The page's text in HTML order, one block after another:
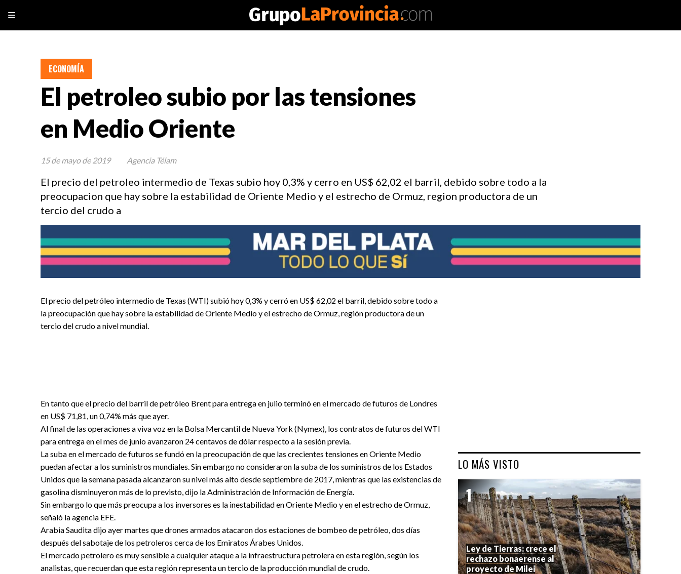
El petroleo subio por las tensiones
en Medio Oriente
El precio del petroleo intermedio de Texas subio hoy 0,3% y cerro en US$ 62,02 el barril, debido sobre todo a la
preocupacion que hay sobre la estabilidad de Oriente Medio y el estrecho de Ormuz, region productora de un
tercio del crudo a
ECONOMÍA
15 de mayo de 2019 Agencia Télam
El precio del petróleo intermedio de Texas (WTI) subió hoy 0,3% y cerró en US$ 62,02 el barril, debido sobre todo a
la preocupación que hay sobre la estabilidad de Oriente Medio y el estrecho de Ormuz, región productora de un
tercio del crudo a nivel mundial.
En tanto que el precio del barril de petróleo Brent para entrega en julio terminó en el mercado de futuros de Londres
en US$ 71,81, un 0,74% más que ayer.
Al final de las operaciones a viva voz en la Bolsa Mercantil de Nueva York (Nymex), los contratos de futuros del WTI
para entrega en el mes de junio avanzaron 24 centavos de dólar respecto a la sesión previa.
La suba en el mercado de futuros se fundó en la preocupación de que las crecientes tensiones en Oriente Medio
puedan afectar a los suministros mundiales. Sin embargo no consideraron la suba de los suministros de los Estados
Unidos que la semana pasada alcanzaron su nivel más alto desde septiembre de 2017, mientras que las existencias de
gasolina disminuyeron más de lo previsto, dijo la Administración de Información de Energía.
Sin embargo lo que más preocupa a los inversores es la inestabilidad en Oriente Medio y en el estrecho de Ormuz,
señaló la agencia EFE.
Arabia Saudita dijo ayer martes que drones armados atacaron dos estaciones de bombeo de petróleo, dos días
después del sabotaje de los petroleros cerca de los Emiratos Árabes Unidos.
El mercado petrolero es muy sensible a cualquier ataque a la infraestructura petrolera en esta región, según los
analistas, que recuerdan que esta región representa un tercio de la producción mundial de crudo.
LO MÁS VISTO
Ley de Tierras: crece el
rechazo bonaerense al
proyecto de Milei